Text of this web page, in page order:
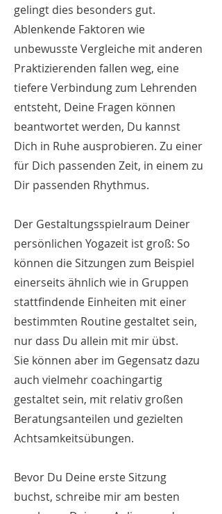
gelingt dies besonders gut.
Ablenkende Faktoren wie
unbewusste Vergleiche mit anderen
Praktizierenden fallen weg, eine
tiefere Verbindung zum Lehrenden
entsteht, Deine Fragen können
beantwortet werden, Du kannst
Dich in Ruhe ausprobieren. Zu einer
für Dich passenden Zeit, in einem zu
Dir passenden Rhythmus.
Der Gestaltungsspielraum Deiner
persönlichen Yogazeit ist groß: So
können die Sitzungen zum Beispiel
einerseits ähnlich wie in Gruppen
stattfindende Einheiten mit einer
bestimmten Routine gestaltet sein,
nur dass Du allein mit mir übst.
Sie können aber im Gegensatz dazu
auch vielmehr coachingartig
gestaltet sein, mit relativ großen
Beratungsanteilen und gezielten
Achtsamkeitsübungen.
Bevor Du Deine erste Sitzung
buchst, schreibe mir am besten